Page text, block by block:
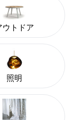
ウトドア
照明